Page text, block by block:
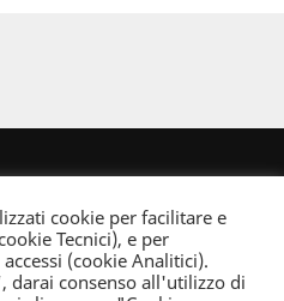
quest’opera è distribuita con Licenza
cookie per facilitare e
Tecnici), e per
(cookie Analitici).
darai consenso all'utilizzo di